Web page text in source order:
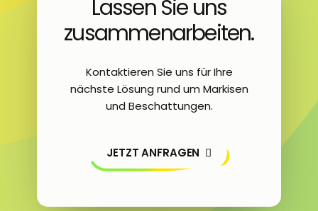
Lassen Sie uns
zusammenarbeiten.
Kontaktieren Sie uns für Ihre
nächste Lösung rund um Markisen
und Beschattungen.
JETZT ANFRAGEN